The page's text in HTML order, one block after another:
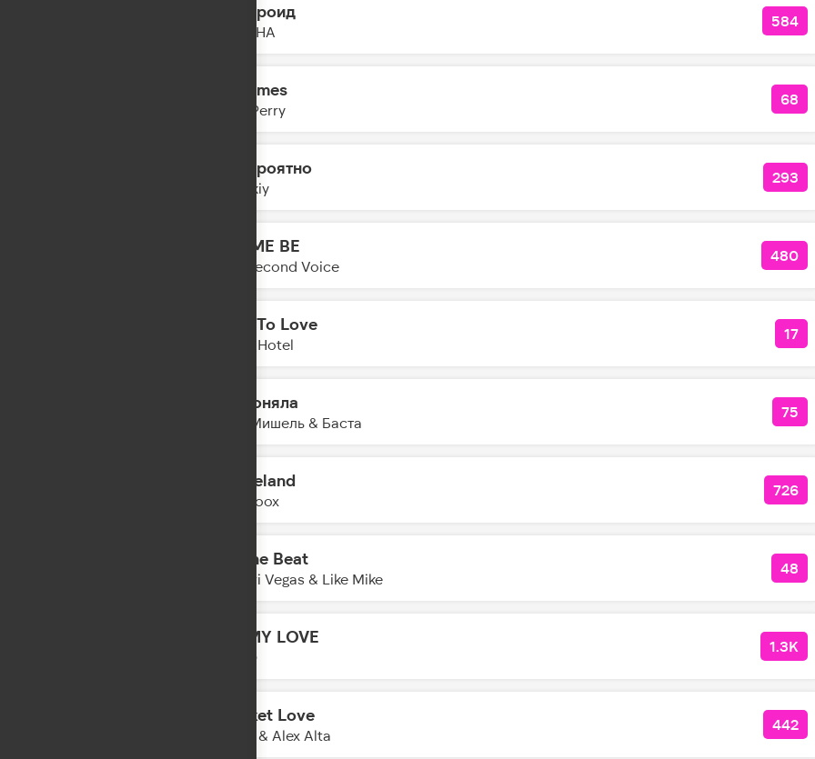
Полароид
NYUSHA
584
Lifetimes
Katy Perry
68
Невероятно
Zvonkiy
293
LET ME BE
The Second Voice
480
How To Love
Tokio Hotel
17
Не поняла
Моя Мишель & Баста
75
Graceland
Yearboox
726
To The Beat
Dimitri Vegas & Like Mike
48
OH MY LOVE
LYRIQ
1.3K
Cricket Love
KDDK & Alex Alta
442